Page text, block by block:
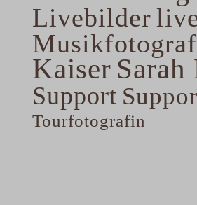
Livebilder
Musikfotograf
Kaiser
Support
Tourfotografin